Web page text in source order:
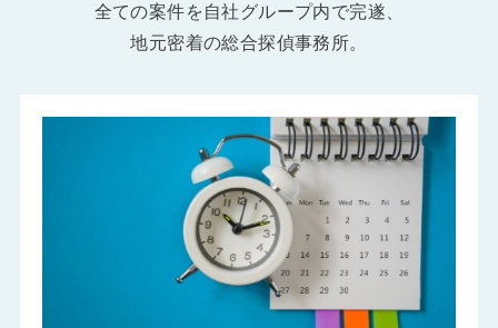
全ての案件を自社グループ内で完遂、
地元密着の総合探偵事務所。